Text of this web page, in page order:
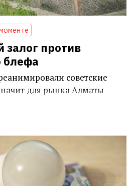
залог против
блефа
советские
для рынка Алматы